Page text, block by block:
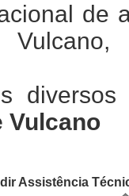
de
Vulcano
Assistência